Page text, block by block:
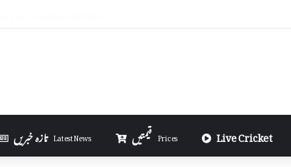
تازہ خبریں Latest News Prices Live Cricket